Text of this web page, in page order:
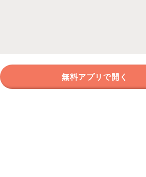
無料アプリで開く